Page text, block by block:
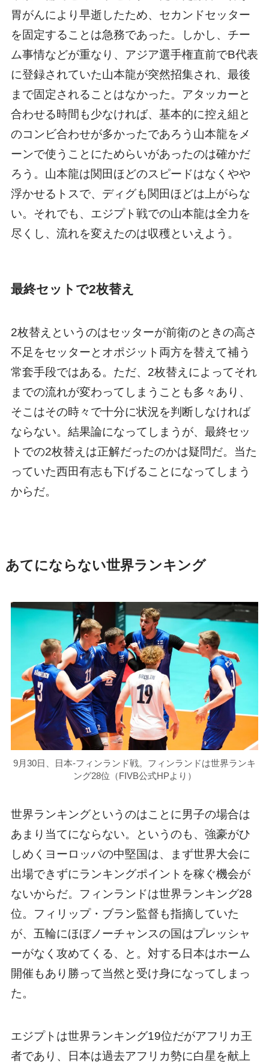
胃がんにより早逝したため、セカンドセッター
を固定することは急務であった。しかし、チー
ム事情などが重なり、アジア選手権直前でB代表
に登録されていた山本龍が突然招集され、最後
まで固定されることはなかった。アタッカーと
合わせる時間も少なければ、基本的に控え組と
のコンビ合わせが多かったであろう山本龍をメ
ーンで使うことにためらいがあったのは確かだ
ろう。山本龍は関田ほどのスピードはなくやや
浮かせるトスで、ディグも関田ほどは上がらな
い。それでも、エジプト戦での山本龍は全力を
尽くし、流れを変えたのは収穫といえよう。
最終セットで2枚替え
2枚替えというのはセッターが前衛のときの高さ
不足をセッターとオポジット両方を替えて補う
常套手段ではある。ただ、2枚替えによってそれ
までの流れが変わってしまうことも多々あり、
そこはその時々で十分に状況を判断しなければ
ならない。結果論になってしまうが、最終セッ
トでの2枚替えは正解だったのかは疑問だ。当た
っていた西田有志も下げることになってしまう
からだ。
あてにならない世界ランキング
9月30日、日本-フィンランド戦。フィンランドは世界ランキ
ング28位（FIVB公式HPより）
世界ランキングというのはことに男子の場合は
あまり当てにならない。というのも、強豪がひ
しめくヨーロッパの中堅国は、まず世界大会に
出場できずにランキングポイントを稼ぐ機会が
ないからだ。フィンランドは世界ランキング28
位。フィリップ・ブラン監督も指摘していた
が、五輪にほぼノーチャンスの国はプレッシャ
ーがなく攻めてくる、と。対する日本はホーム
開催もあり勝って当然と受け身になってしまっ
た。
エジプトは世界ランキング19位だがアフリカ王
者であり、日本は過去アフリカ勢に白星を献上